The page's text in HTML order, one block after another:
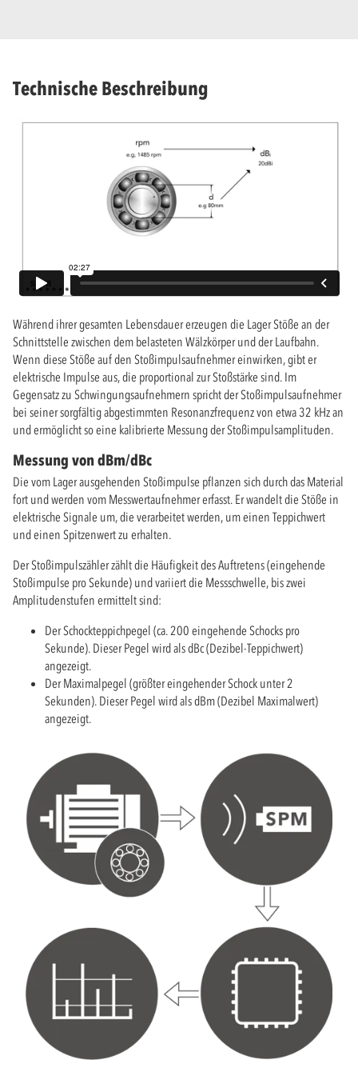
Technische Beschreibung
Während ihrer gesamten Lebensdauer erzeugen die Lager Stöße an der
Schnittstelle zwischen dem belasteten Wälzkörper und der Laufbahn.
Wenn diese Stöße auf den Stoßimpulsaufnehmer einwirken, gibt er
elektrische Impulse aus, die proportional zur Stoßstärke sind. Im
Gegensatz zu Schwingungsaufnehmern spricht der Stoßimpulsaufnehmer
bei seiner sorgfältig abgestimmten Resonanzfrequenz von etwa 32 kHz an
und ermöglicht so eine kalibrierte Messung der Stoßimpulsamplituden.
Messung von dBm/dBc
Die vom Lager ausgehenden Stoßimpulse pflanzen sich durch das Material
fort und werden vom Messwertaufnehmer erfasst. Er wandelt die Stöße in
elektrische Signale um, die verarbeitet werden, um einen Teppichwert
und einen Spitzenwert zu erhalten.
Der Stoßimpulszähler zählt die Häufigkeit des Auftretens (eingehende
Stoßimpulse pro Sekunde) und variiert die Messschwelle, bis zwei
Amplitudenstufen ermittelt sind:
Der Schockteppichpegel (ca. 200 eingehende Schocks pro
Sekunde). Dieser Pegel wird als dBc (Dezibel-Teppichwert)
angezeigt.
Der Maximalpegel (größter eingehender Schock unter 2
Sekunden). Dieser Pegel wird als dBm (Dezibel Maximalwert)
angezeigt.